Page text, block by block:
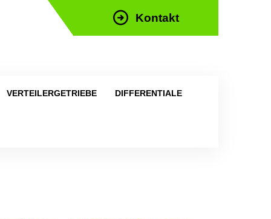
Kontakt
VERTEILERGETRIEBE DIFFERENTIALE